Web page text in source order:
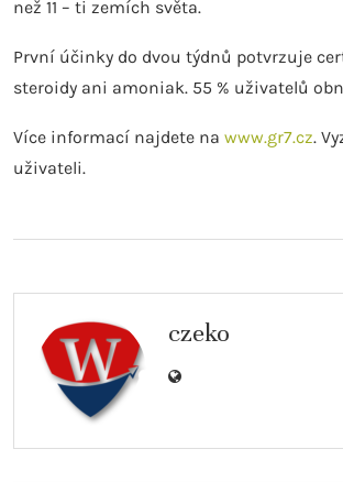
než 11 – ti zemích světa.
První účinky do dvou týdnů potvrzuje
steroidy ani amoniak. 55 % uživatelů
Více informací najdete na www.gr7.cz.
uživateli.
czeko